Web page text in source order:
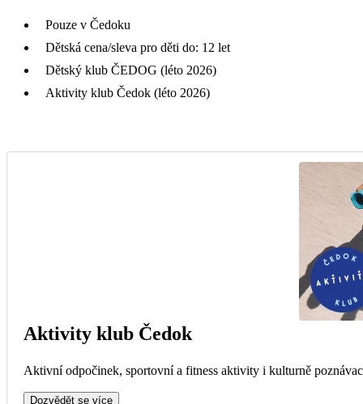
Pouze v Čedoku
Dětská cena/sleva pro děti do: 12 let
Dětský klub ČEDOG (léto 2026)
Aktivity klub Čedok (léto 2026)
Aktivity klub Čedok
Aktivní odpočinek, sportovní a fitness aktivity i kulturně
Dozvědět se více